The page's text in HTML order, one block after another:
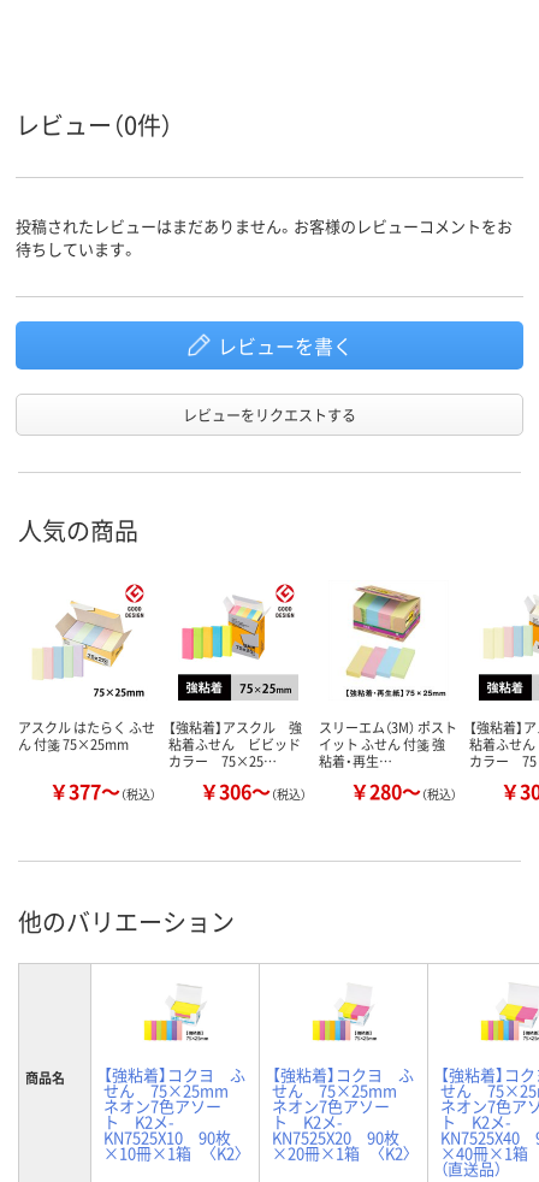
スコア
55 55
レビュー（0件）
投稿されたレビューはまだありません。お客様のレビューコメントをお
待ちしています。
レビューを書く
レビューをリクエストする
人気の商品
アスクル はたらく ふせ
ん 付箋 75×25mm
￥377～（税込）
【強粘着】アスクル 強
粘着ふせん ビビッド
カラー 75×25…
￥306～（税込）
スリーエム（3M） ポスト
イット ふせん 付箋 強
粘着・再生…
￥280～（税込）
【強粘着
粘着ふせ
カラー
￥
他のバリエーション
商品名 【強粘着】コクヨ ふ
せん 75×25mm
ネオン7色アソー
ト K2メ-
KN7525X10 90枚
×10冊×1箱 〈K2〉
【強粘着】コクヨ ふ
せん 75×25mm
ネオン7色アソー
ト K2メ-
KN7525X20 90枚
×20冊×1箱 〈K2〉
【強粘着】コ
せん
ネオン7色ア
ト K2メ-
KN7525X40
×40冊×1箱
（直送品）